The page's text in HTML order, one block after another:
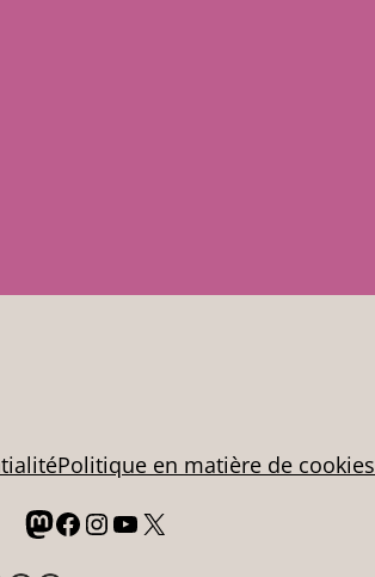
Politique en matière de cookies
Mastodon
Facebook
Instagram
YouTube
X